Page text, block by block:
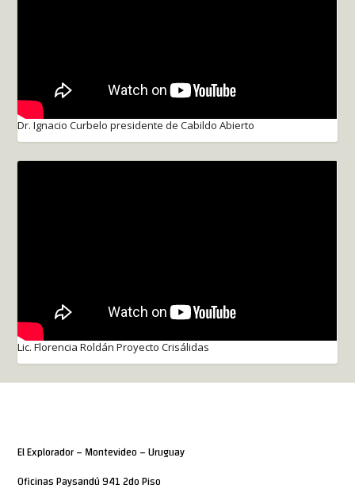
Dr. Ignacio Curbelo presidente de Cabildo Abierto
Lic. Florencia Roldán Proyecto Crisálidas
El Explorador – Montevideo – Uruguay
Oficinas Paysandú 941 2do Piso